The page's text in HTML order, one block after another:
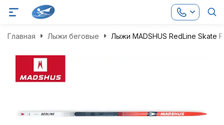
Главная Лыжи беговые Лыжи MADSHUS RedLine Skate